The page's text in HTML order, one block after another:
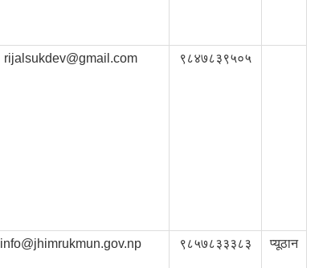
rijalsukdev@gmail.com ९८४७८३९५०५
info@jhimrukmun.gov.np ९८५७८३३३८३ प्यूठान